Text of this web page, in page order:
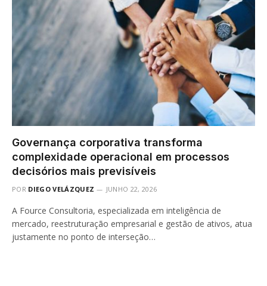
Governança corporativa transforma
complexidade operacional em processos
decisórios mais previsíveis
POR DIEGO VELÁZQUEZ JUNHO 22, 2026
A Fource Consultoria, especializada em inteligência de
mercado, reestruturação empresarial e gestão de ativos, atua
justamente no ponto de interseção…